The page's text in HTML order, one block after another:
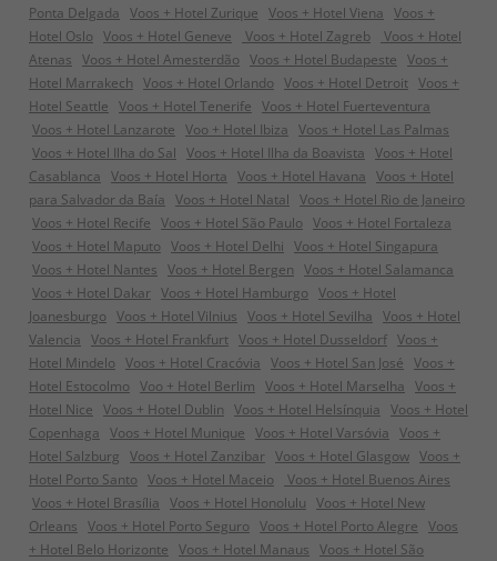
Ponta Delgada Voos + Hotel Zurique Voos + Hotel Viena Voos +
Hotel Oslo Voos + Hotel Geneve Voos + Hotel Zagreb
Voos + Hotel
Atenas Voos + Hotel Amesterdão Voos + Hotel Budapeste Voos +
Hotel Marrakech Voos + Hotel Orlando Voos + Hotel Detroit Voos +
Hotel Seattle Voos + Hotel Tenerife Voos + Hotel Fuerteventura
Voos + Hotel Lanzarote Voo + Hotel Ibiza Voos + Hotel Las Palmas
Voos + Hotel Ilha do Sal Voos + Hotel Ilha da Boavista Voos + Hotel
Casablanca Voos + Hotel Horta Voos + Hotel Havana Voos + Hotel
para Salvador da Baía Voos + Hotel Natal Voos + Hotel Rio de Janeiro
Voos + Hotel Recife Voos + Hotel São Paulo Voos + Hotel Fortaleza
Voos + Hotel Maputo Voos + Hotel Delhi Voos + Hotel Singapura
Voos + Hotel Nantes Voos + Hotel Bergen Voos + Hotel Salamanca
Voos + Hotel Dakar Voos + Hotel Hamburgo Voos + Hotel
Joanesburgo Voos + Hotel Vilnius Voos + Hotel Sevilha Voos + Hotel
Valencia Voos + Hotel Frankfurt Voos + Hotel Dusseldorf Voos +
Hotel Mindelo Voos + Hotel Cracóvia Voos + Hotel San José Voos +
Hotel Estocolmo Voo + Hotel Berlim Voos + Hotel Marselha Voos +
Hotel Nice Voos + Hotel Dublin Voos + Hotel Helsínquia Voos + Hotel
Copenhaga Voos + Hotel Munique Voos + Hotel Varsóvia Voos +
Hotel Salzburg Voos + Hotel Zanzibar Voos + Hotel Glasgow Voos +
Hotel Porto Santo Voos + Hotel Maceio
Voos + Hotel Buenos Aires
Voos + Hotel Brasília Voos + Hotel Honolulu Voos + Hotel New
Orleans Voos + Hotel Porto Seguro Voos + Hotel Porto Alegre Voos
+ Hotel Belo Horizonte Voos + Hotel Manaus Voos + Hotel São